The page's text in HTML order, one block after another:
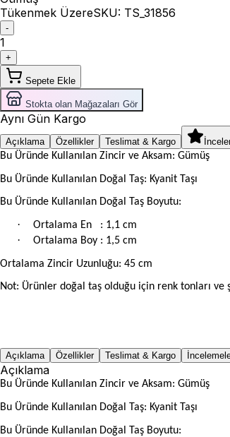
Tükenmek ÜzereSKU: TS_31856
-
1
+
Sepete Ekle
Stokta olan Mağazaları Gör
Aynı Gün Kargo
Açıklama Özellikler Teslimat & Kargo
Bu Üründe Kullanılan Zincir ve Aksam: Gümüş
Bu Üründe Kullanılan Doğal Taş: Kyanit Taşı
Bu Üründe Kullanılan Doğal Taş Boyutu:
· Ortalama En : 1,1 cm
· Ortalama Boy : 1,5 cm
Ortalama Zincir Uzunluğu: 45 cm
Not: Ürünler doğal taş olduğu için renk tonları ve
Açıklama Özellikler Teslimat & Kargo
Açıklama
Bu Üründe Kullanılan Zincir ve Aksam: Gümüş
Bu Üründe Kullanılan Doğal Taş: Kyanit Taşı
Bu Üründe Kullanılan Doğal Taş Boyutu: